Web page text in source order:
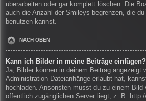
überarbeiten oder gar komplett löschen. Die
auch die Anzahl der Smileys begrenzen, die
benutzen kannst.
NACH OBEN
Kann ich Bilder in meine Beiträge einfügen?
Ja, Bilder können in deinem Beitrag angezeigt
Administration Dateianhänge erlaubt hat,
hochladen. Ansonsten musst du zu einem Bild
öffentlich zugänglichen Server liegt, z. B.